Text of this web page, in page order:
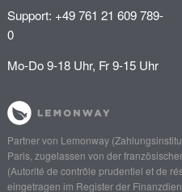
Support: +49 761 21 609 789-
0
Mo-Do 9-18 Uhr, Fr 9-15 Uhr
Partner von Lemonway
Paris, zugelassen von der
(Autorité de contrôle prudentiel et de
eingetragen im Register der